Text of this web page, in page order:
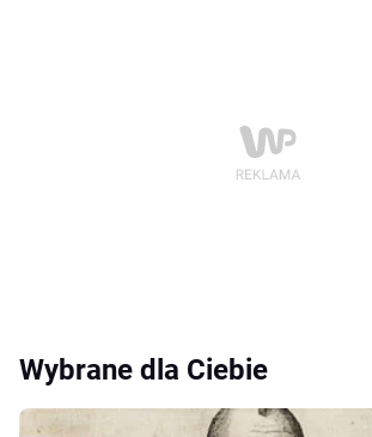
Wybrane dla Ciebie